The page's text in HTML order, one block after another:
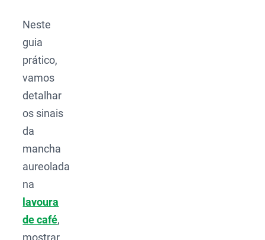
Neste
guia
prático,
vamos
detalhar
os sinais
da
mancha
aureolada
na
lavoura
de café,
mostrar